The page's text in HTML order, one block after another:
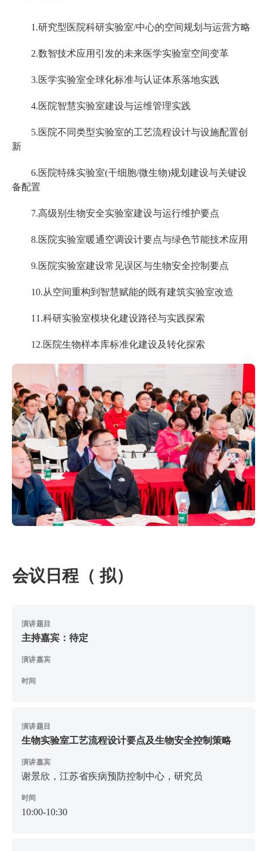
1.研究型医院科研实验室/中心的空间规划与运营方略
2.数智技术应用引发的未来医学实验室空间变革
3.医学实验室全球化标准与认证体系落地实践
4.医院智慧实验室建设与运维管理实践
5.医院不同类型实验室的工艺流程设计与设施配置创
新
6.医院特殊实验室(干细胞/微生物)规划建设与关键设
备配置
7.高级别生物安全实验室建设与运行维护要点
8.医院实验室暖通空调设计要点与绿色节能技术应用
9.医院实验室建设常见误区与生物安全控制要点
10.从空间重构到智慧赋能的既有建筑实验室改造
11.科研实验室模块化建设路径与实践探索
12.医院生物样本库标准化建设及转化探索
会议日程（ 拟）
演讲题目
主持嘉宾：待定
演讲嘉宾
时间
演讲题目
生物实验室工艺流程设计要点及生物安全控制策略
演讲嘉宾
谢景欣，江苏省疾病预防控制中心，研究员
时间
10:00-10:30